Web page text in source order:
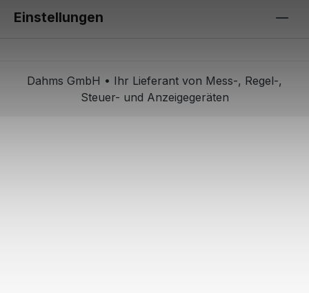
Einstellungen
Dahms GmbH • Ihr Lieferant von Mess-, Regel-,
Steuer- und Anzeigegeräten